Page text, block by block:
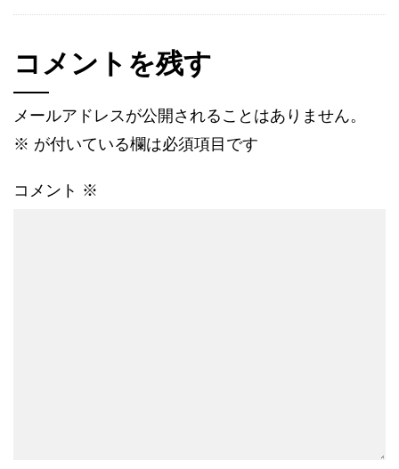
コメントを残す
メールアドレスが公開されることはありません。
※ が付いている欄は必須項目です
コメント ※